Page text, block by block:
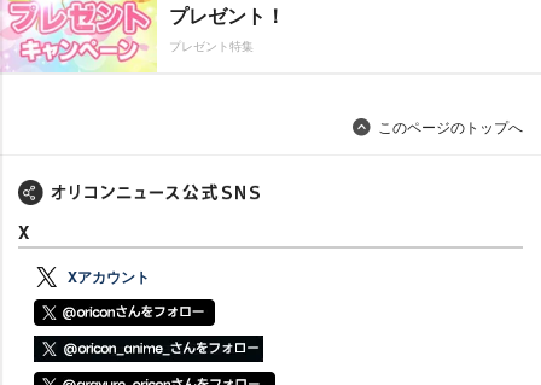
プレゼント！
プレゼント特集
このページのトップへ
X
Xアカウント